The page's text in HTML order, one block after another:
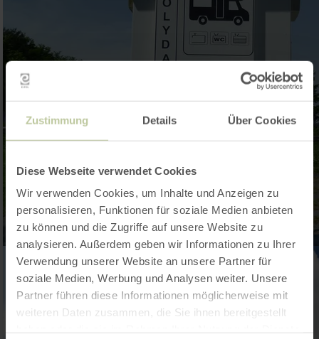
Zustimmung Details Über Cookies
Diese Webseite verwendet Cookies
Wir verwenden Cookies, um Inhalte und Anzeigen zu
personalisieren, Funktionen für soziale Medien anbieten
zu können und die Zugriffe auf unsere Website zu
analysieren. Außerdem geben wir Informationen zu Ihrer
Verwendung unserer Website an unsere Partner für
soziale Medien, Werbung und Analysen weiter. Unsere
Partner führen diese Informationen möglicherweise mit
weiteren Daten zusammen, die Sie ihnen bereitgestellt